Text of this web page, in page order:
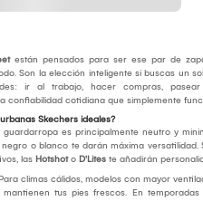
están pensados para ser ese par de
Son la elección inteligente si buscas un
ir al trabajo, hacer compras,
confiabilidad cotidiana que simplemente
Skechers ideales?
es principalmente neutro y
negro o blanco te darán máxima versatilidad.
las Hotshoto D'Lites te añadirán
climas cálidos, modelos con mayor
tus pies frescos. En temporadas